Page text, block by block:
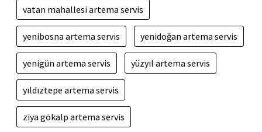
vatan mahallesi artema servis
yenibosna artema servis yenidoğan artema servis
yenigün artema servis yüzyıl artema servis
yıldıztepe artema servis
ziya gökalp artema servis